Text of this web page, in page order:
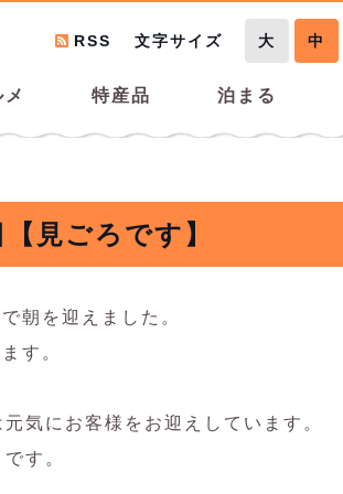
特産品 泊まる
RSS 文字サイズ 大 中
見ごろです】
朝を迎えました。
す。
気にお客様をお迎えしています。
す。